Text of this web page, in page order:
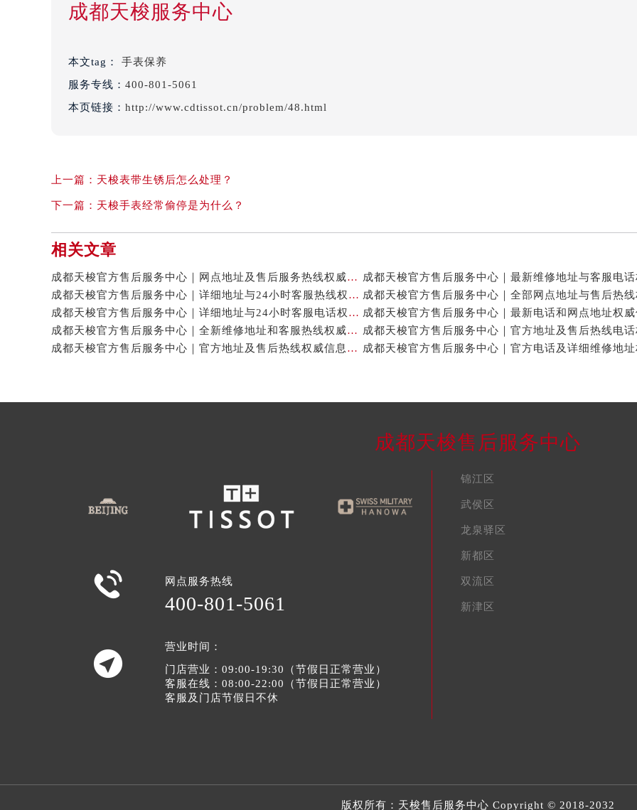
成都天梭服务中心
本文tag： 手表保养
服务专线： 400-801-5061
本页链接： http://www.cdtissot.cn/problem/48.html
上一篇： 天梭表带生锈后怎么处理？
下一篇： 天梭手表经常偷停是为什么？
相关文章
成都天梭官方售后服务中心｜网点地址及售后服务热线权威信息公示（2026年7月最新）
成都天梭官方售后服务中心｜详细地址与24小时客服热线权威信息公示（2026年7月最新）
成都天梭官方售后服务中心｜详细地址与24小时客服电话权威信息公示（2026年7月最新）
成都天梭官方售后服务中心｜全新维修地址和客服热线权威信息公示（2026年7月最新）
成都天梭官方售后服务中心｜官方地址及售后热线权威信息公示（2026年7月最新）
成都天梭售后服务中心
 网点服务热线
400-801-5061

营业时间：
门店营业：09:00-19:30（节假日正常营业）
客服在线：08:00-22:00（节假日正常营业）
客服及门店节假日不休
锦江区
武侯区
龙泉驿区
新都区
双流区
新津区
版权所有： 天梭售后服务中心 Copyright © 2018-2032